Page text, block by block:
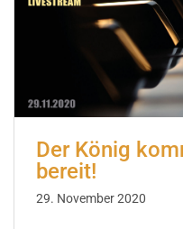
Der König
bereit!
29. November 2020